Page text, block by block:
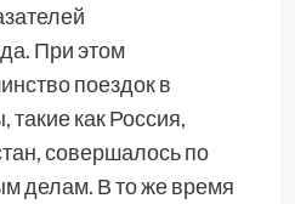
При этом
поездок в
как Россия,
совершалось по
делам. В то же время